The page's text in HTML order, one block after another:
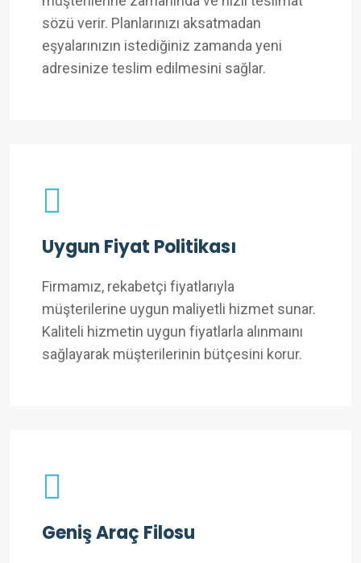
sözü verir. Planlarınızı aksatmadan
eşyalarınızın istediğiniz zamanda yeni
adresinize teslim edilmesini sağlar.
Uygun Fiyat Politikası
Firmamız, rekabetçi fiyatlarıyla
müşterilerine uygun maliyetli hizmet sunar.
Kaliteli hizmetin uygun fiyatlarla alınmaını
sağlayarak müşterilerinin bütçesini korur.
Geniş Araç Filosu